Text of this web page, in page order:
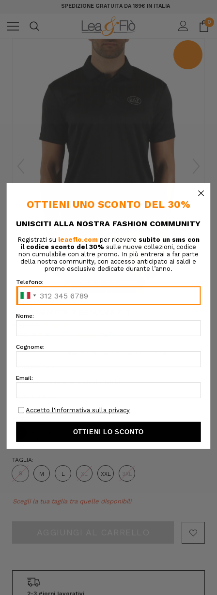
SPEDIZIONE GRATUITA DA 189€ IN ITALIA
0
EA7
POLO VENTUS 7 REGULAR FIT
SKU: 6A7UA7M001287AF22277 FC038:T2-3
DESIGNER SKU:
Confezione regalo: Opzioni disponibili
TAGLIA:
S
M L XL XXL 3XL
Only
Scegli la tua taglia tra quelle disponibili
2-3 giorni lavorativi
×